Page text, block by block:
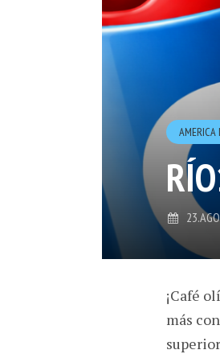
AMERICA
¡Café
más